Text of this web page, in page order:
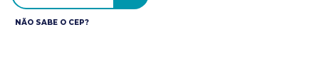
NÃO SABE O CEP?